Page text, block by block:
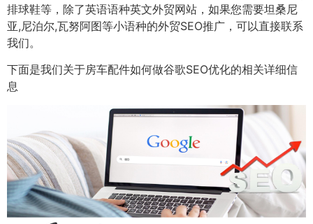
排球鞋等，除了英语语种英文外贸网站，如果您需要坦桑尼
亚,尼泊尔,瓦努阿图等小语种的外贸SEO推广，可以直接联系
我们。
下面是我们关于房车配件如何做谷歌SEO优化的相关详细信
息